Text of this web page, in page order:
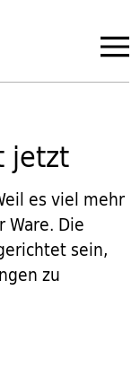
jetzt
es viel mehr
Ware. Die
sein,
zu